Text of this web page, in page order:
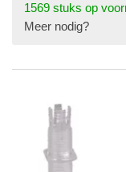
1569 stuks op
Meer nodig?